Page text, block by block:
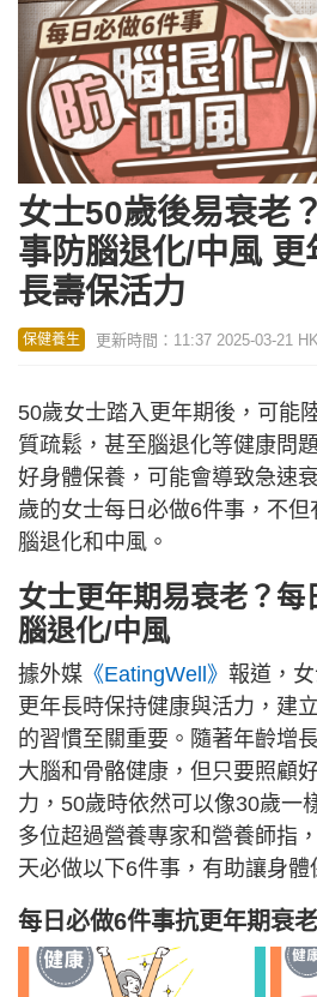
女士50歲後易衰老
事防腦退化/中風 更
長壽保活力
保健養生 更新時間：11:37 2025-03-21
50歲女士踏入更年期後，可能
質疏鬆，甚至腦退化等健康問
好身體保養，可能會導致急速
歲的女士每日必做6件事，不
腦退化和中風。
女士更年期易衰老？每
腦退化/中風
據外媒 《EatingWell》 報道，
更年長時保持健康與活力，建
的習慣至關重要。隨著年齡增
大腦和骨骼健康，但只要照顧
力，50歲時依然可以像30歲一
多位超過營養專家和營養師指
天必做以下6件事，有助讓身體
每日必做6件事抗更年期衰老